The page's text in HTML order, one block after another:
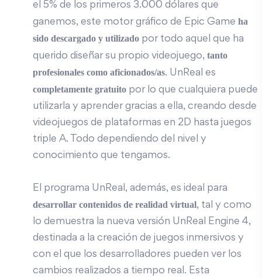
el 5% de los primeros 3.000 dólares que
ganemos, este motor gráfico de Epic Game ha
sido descargado y utilizado por todo aquel que ha
querido diseñar su propio videojuego, tanto
profesionales como aficionados/as. UnReal es
completamente gratuito por lo que cualquiera puede
utilizarla y aprender gracias a ella, creando desde
videojuegos de plataformas en 2D hasta juegos
triple A. Todo dependiendo del nivel y
conocimiento que tengamos.
El programa UnReal, además, es ideal para
desarrollar contenidos de realidad virtual, tal y como
lo demuestra la nueva versión UnReal Engine 4,
destinada a la creación de juegos inmersivos y
con el que los desarrolladores pueden ver los
cambios realizados a tiempo real. Esta